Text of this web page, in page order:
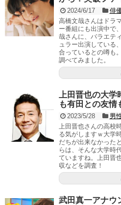
2024/6/17
俳
高橋文哉さんはドラ
ー番組にも出演中で
哉さんに、バラエテ
ュラー出演している
合っているとの噂も
調べてみました。
上田晋也の大学
も有田との友情
2023/5/28
男
上田晋也さんの高校
る気がしますｗ大学
だちが出来なかった
らは、そんな大学時
ていますね。上田晋
収などを調査！
武田真一アナ